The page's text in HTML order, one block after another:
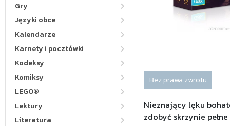
Gry
Języki obce
Kalendarze
Karnety i pocztówki
Kodeksy
Komiksy
LEGO®
Lektury
Literatura
Bez prawa zwrotu
Nieznający lęku
zdobyć skrzynie